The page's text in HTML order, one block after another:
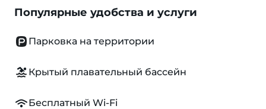
Популярные удобства и услуги
Парковка на территории
Крытый плавательный бассейн
Бесплатный Wi-Fi